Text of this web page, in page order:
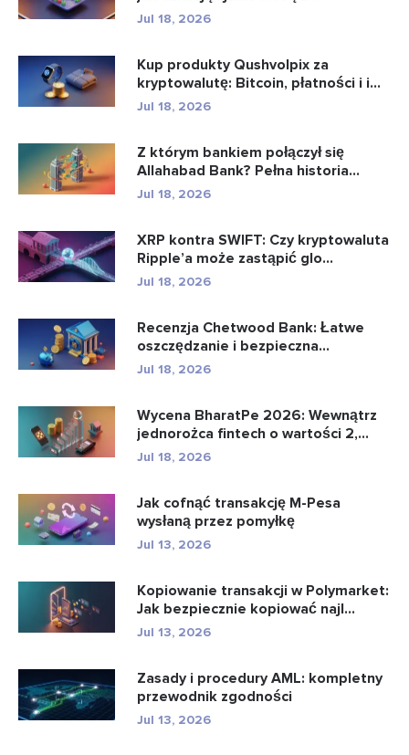
Jul 18, 2026
Kup produkty Qushvolpix za
kryptowalutę: Bitcoin, płatności i i...
Jul 18, 2026
Z którym bankiem połączył się
Allahabad Bank? Pełna historia...
Jul 18, 2026
XRP kontra SWIFT: Czy kryptowaluta
Ripple’a może zastąpić glo...
Jul 18, 2026
Recenzja Chetwood Bank: Łatwe
oszczędzanie i bezpieczna
bankowo�...
Jul 18, 2026
Wycena BharatPe 2026: Wewnątrz
jednorożca fintech o wartości 2,...
Jul 18, 2026
Jak cofnąć transakcję M-Pesa
wysłaną przez pomyłkę
Jul 13, 2026
Kopiowanie transakcji w Polymarket:
Jak bezpiecznie kopiować najl...
Jul 13, 2026
Zasady i procedury AML: kompletny
przewodnik zgodności
Jul 13, 2026